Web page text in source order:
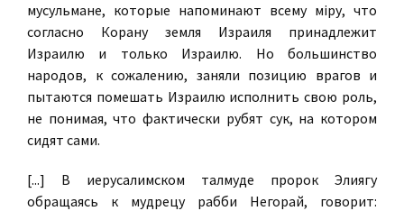
мусульмане, которые напоминают всему мiру, что
согласно Корану земля Израиля принадлежит
Израилю и только Израилю. Но большинство
народов, к сожалению, заняли позицию врагов и
пытаются помешать Израилю исполнить свою роль,
не понимая, что фактически рубят сук, на котором
сидят сами.
[...] В иерусалимском талмуде пророк Элиягу
обращаясь к мудрецу рабби Негорай, говорит: